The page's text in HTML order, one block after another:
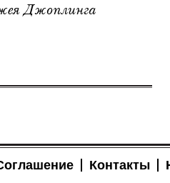
Джоплинга
Контакты